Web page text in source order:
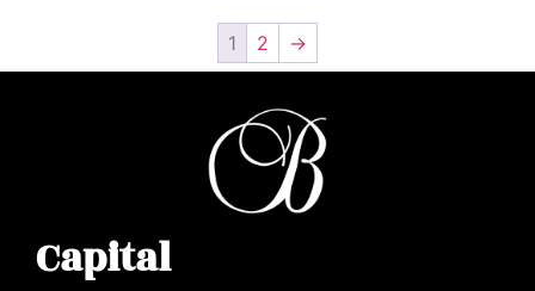
1 2 →
Capital